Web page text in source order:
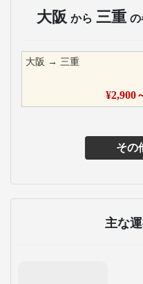
大阪 から 三重 の
大阪 → 三重
¥2,900
その
主な